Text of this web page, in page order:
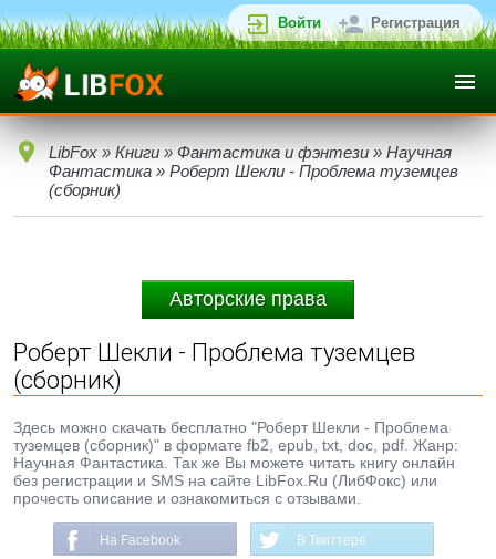
Войти Регистрация
LibFox » Книги » Фантастика и фэнтези » Научная
Фантастика » Роберт Шекли - Проблема туземцев
(сборник)
Авторские права
Роберт Шекли - Проблема туземцев
(сборник)
Здесь можно скачать бесплатно "Роберт Шекли - Проблема
туземцев (сборник)" в формате fb2, epub, txt, doc, pdf. Жанр:
Научная Фантастика. Так же Вы можете читать книгу онлайн
без регистрации и SMS на сайте LibFox.Ru (ЛибФокс) или
прочесть описание и ознакомиться с отзывами.
На Facebook В Твиттере